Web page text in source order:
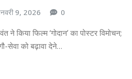
9, 2026 0
ने किया फिल्म ‘गोदान’ का पोस्टर विमोचन;
सेवा को बढ़ावा देने…